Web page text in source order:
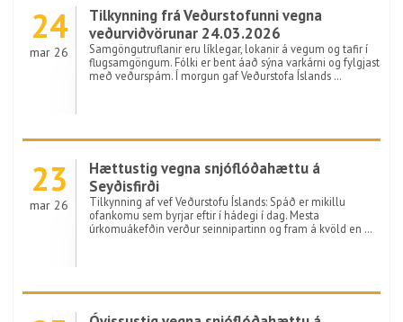
24
mar 26
Tilkynning frá Veðurstofunni vegna
veðurviðvörunar 24.03.2026
Samgöngutruflanir eru líklegar, lokanir á vegum og tafir í
flugsamgöngum. Fólki er bent áað sýna varkárni og fylgjast
með veðurspám. Í morgun gaf Veðurstofa Íslands …
23
mar 26
Hættustig vegna snjóflóðahættu á
Seyðisfirði
Tilkynning af vef Veðurstofu Íslands: Spáð er mikillu
ofankomu sem byrjar eftir í hádegi í dag. Mesta
úrkomuákefðin verður seinnipartinn og fram á kvöld en …